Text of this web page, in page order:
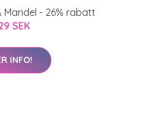
Mandel - 26% rabatt
SEK
INFO!